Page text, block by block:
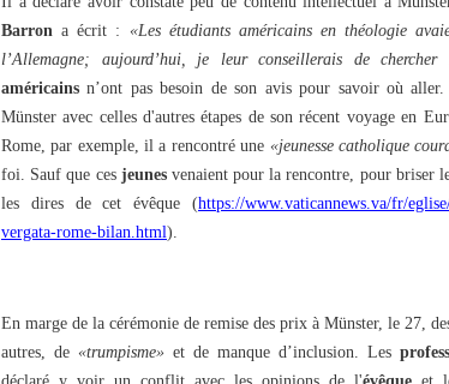
Barron a écrit : «Les étudiants américains en théologie
l’Allemagne; aujourd’hui, je leur conseillerais de chercher
américains n’ont pas besoin de son avis pour savoir où aller.
Münster avec celles d'autres étapes de son récent voyage en
Rome, par exemple, il a rencontré une «jeunesse catholique
foi. Sauf que ces jeunesvenaient pour la rencontre, pour briser
les dires de cet évêque (https://www.vaticannews.va/fr/
vergata-rome-bilan.html).
En marge de la cérémonie de remise des prix à Münster, le 27,
autres, de «trumpisme» et de manque d’inclusion. Les